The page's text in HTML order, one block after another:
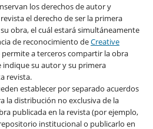
los derechos de autor y
el derecho de ser la primera
obra, el cuál estará simultáneamente
de reconocimiento deCreative
a terceros compartir la obra
indique su autor y su primera
revista.
establecer por separado acuerdos
la distribución no exclusiva de la
publicada en la revista (por ejemplo,
institucional o publicarlo en